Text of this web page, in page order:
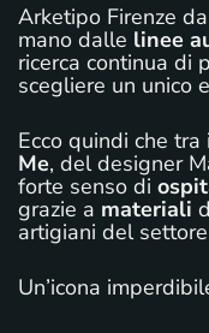
Arketipo Firenze
mano dalle linee
ricerca continua di
scegliere un unico
Ecco quindi che
Me, del designer
forte senso di
grazie a materiali
artigiani del
Un’icona